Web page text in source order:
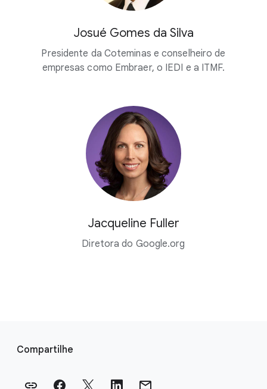
Josué Gomes da Silva
Presidente da Coteminas e conselheiro de
empresas como Embraer, o IEDI e a ITMF.
Jacqueline Fuller
Diretora do Google.org
Compartilhe